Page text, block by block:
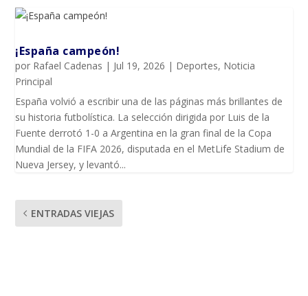
¡España campeón!
por Rafael Cadenas | Jul 19, 2026 | Deportes, Noticia
Principal
España volvió a escribir una de las páginas más brillantes de
su historia futbolística. La selección dirigida por Luis de la
Fuente derrotó 1-0 a Argentina en la gran final de la Copa
Mundial de la FIFA 2026, disputada en el MetLife Stadium de
Nueva Jersey, y levantó...
ENTRADAS VIEJAS